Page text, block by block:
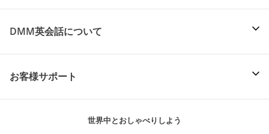
DMM英会話について
お客様サポート
世界中とおしゃべりしよう